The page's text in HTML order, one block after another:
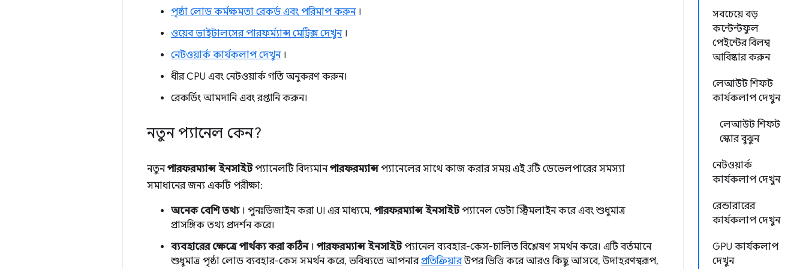
সবচেয়ে বড়
কন্টেন্টফুল
পেইন্টের বিলম্ব
আবিষ্কার করুন
লেআউট শিফট
কার্যকলাপ দেখুন
লেআউট শিফট
স্কোর বুঝুন
নেটওয়ার্ক
কার্যকলাপ দেখুন
রেন্ডারারের
কার্যকলাপ দেখুন
GPU কার্যকলাপ
দেখুন
পৃষ্ঠা লোড কর্মক্ষমতা রেকর্ড এবং পরিমাপ করুন।
ওয়েব ভাইটালসের পারফর্ম্যান্স মেট্রিক্স দেখুন।
নেটওয়ার্ক কার্যকলাপ দেখুন।
ধীর CPU এবং নেটওয়ার্ক গতি অনুকরণ করুন।
রেকর্ডিং আমদানি এবং রপ্তানি করুন।
নতুন প্যানেল কেন?
নতুনপারফরম্যান্স ইনসাইটপ্যানেলটি বিদ্যমানপারফরম্যান্সপ্যানেলের সাথে কাজ করার সময় এই 3টি ডেভেলপারের সমস্যা
সমাধানের জন্য একটি পরীক্ষা:
অনেক বেশি তথ্য। পুনঃডিজাইন করা UI এর মাধ্যমে, পারফরম্যান্স ইনসাইটপ্যানেল ডেটা স্ট্রিমলাইন করে এবং শুধুমাত্র
প্রাসঙ্গিক তথ্য প্রদর্শন করে।
ব্যবহারের ক্ষেত্রে পার্থক্য করা কঠিন। পারফরম্যান্স ইনসাইটপ্যানেল ব্যবহার-কেস-চালিত বিশ্লেষণ সমর্থন করে। এটি বর্তমানে
শুধুমাত্র পৃষ্ঠা লোড ব্যবহার-কেস সমর্থন করে, ভবিষ্যতে আপনারপ্রতিক্রিয়ারউপর ভিত্তি করে আরও কিছু আসবে, উদাহরণস্বরূপ,